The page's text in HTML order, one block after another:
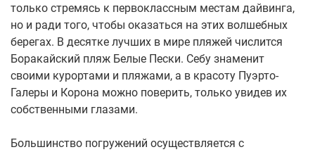
только стремясь к первоклассным местам дайвинга,
но и ради того, чтобы оказаться на этих волшебных
берегах. В десятке лучших в мире пляжей числится
Боракайский пляж Белые Пески. Себу знаменит
своими курортами и пляжами, а в красоту Пуэрто-
Галеры и Корона можно поверить, только увидев их
собственными глазами.
Большинство погружений осуществляется с